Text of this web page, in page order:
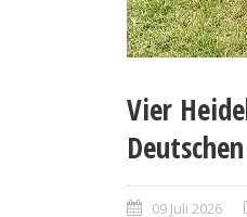
Vier
09 Juli 2026